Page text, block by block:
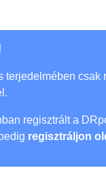
terjedelmében csak
regisztrált a
regisztráljon